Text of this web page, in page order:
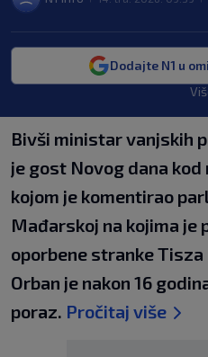
Dodajte N1 u
Bivši ministar vanjskih
je gost Novog dana kod
kojom je komentirao
Mađarskoj na kojima je
oporbene stranke
Orban je nakon 16
poraz. Pročitaj više